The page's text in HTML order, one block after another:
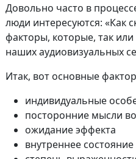
Довольно часто в
люди интересуются: «Как
факторы, которые, так
наших аудиовизуальных
Итак, вот основные
индивидуальные
посторонние мысли
ожидание эффекта
внутреннее